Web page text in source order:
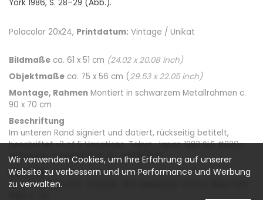
York 1986, S. 28–29 (Abb.).
Polacolor 20x24, Printdatum: Vintage / Unikat
Bildmaße ca. 61 x 51 cm (24.02x20.08inch)
Objektmaße ca. 75 x 56 cm (29.53x22.05inch)
Montage, Rahmen Montiert in schwarzem Metallrahmen c.
90 x 70 cm
Beschriftung
Im unteren Rand signiert und datiert, rückseitig betitelt,
beschriftet »3 of 5 Variations. Tokyo, Japan 1983 SLF #820«
und ehem. Polaroid Coll. Nr. »83:682:50«
Literatur
Sandi Fellman, D.M. Thomas, The Japanese Tattoo, New York
Wir verwenden Cookies, um Ihre Erfahrung auf unserer
Website zu verbessern und um Performance und Werbung
zu verwalten.